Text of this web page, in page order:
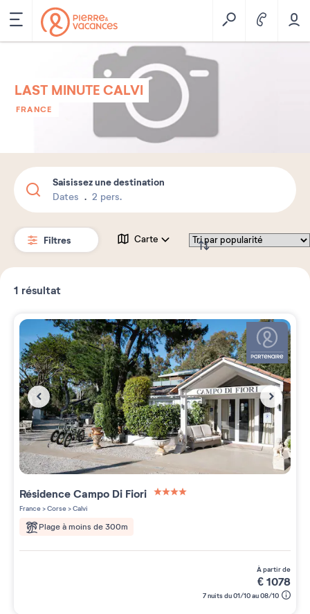
LAST MINUTE CALVI
FRANCE
Saisissez une destination
Dates 2 pers.
Filtres Carte
1 résultat
RésidenceCampo Di Fiori
France>Corse>Calvi
Plage à moins de 300m
à partir de
€1078
7 nuits du 01/10 au 08/10